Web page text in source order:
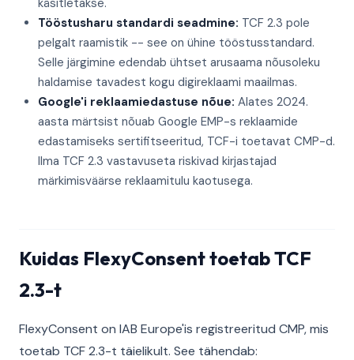
käsitletakse.
Tööstusharu standardi seadmine: TCF 2.3 pole
pelgalt raamistik -- see on ühine tööstusstandard.
Selle järgimine edendab ühtset arusaama nõusoleku
haldamise tavadest kogu digireklaami maailmas.
Google'i reklaamiedastuse nõue: Alates 2024.
aasta märtsist nõuab Google EMP-s reklaamide
edastamiseks sertifitseeritud, TCF-i toetavat CMP-d.
Ilma TCF 2.3 vastavuseta riskivad kirjastajad
märkimisväärse reklaamitulu kaotusega.
Kuidas FlexyConsent toetab TCF
2.3-t
FlexyConsent on IAB Europe'is registreeritud CMP, mis
toetab TCF 2.3-t täielikult. See tähendab: